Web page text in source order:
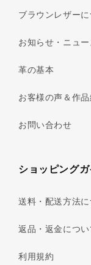
ブラウンレザーに
お知らせ・ニュー
革の基本
お客様の声＆作品
お問い合わせ
ショッピング
送料・配送方法に
返品・返金につい
利用規約